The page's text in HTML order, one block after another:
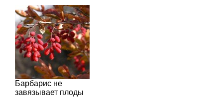
Барбарис не
завязывает плоды